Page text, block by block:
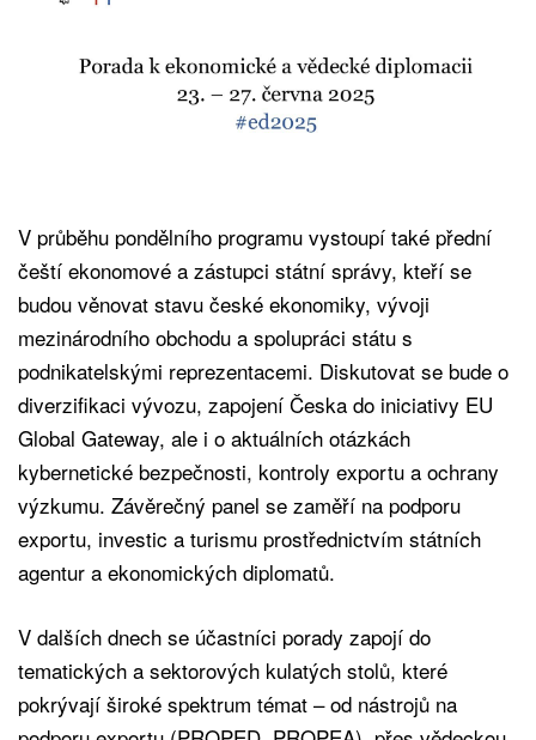
V průběhu pondělního programu vystoupí také přední
čeští ekonomové a zástupci státní správy, kteří se
budou věnovat stavu české ekonomiky, vývoji
mezinárodního obchodu a spolupráci státu s
podnikatelskými reprezentacemi. Diskutovat se bude o
diverzifikaci vývozu, zapojení Česka do iniciativy EU
Global Gateway, ale i o aktuálních otázkách
kybernetické bezpečnosti, kontroly exportu a ochrany
výzkumu. Závěrečný panel se zaměří na podporu
exportu, investic a turismu prostřednictvím státních
agentur a ekonomických diplomatů.
V dalších dnech se účastníci porady zapojí do
tematických a sektorových kulatých stolů, které
pokrývají široké spektrum témat – od nástrojů na